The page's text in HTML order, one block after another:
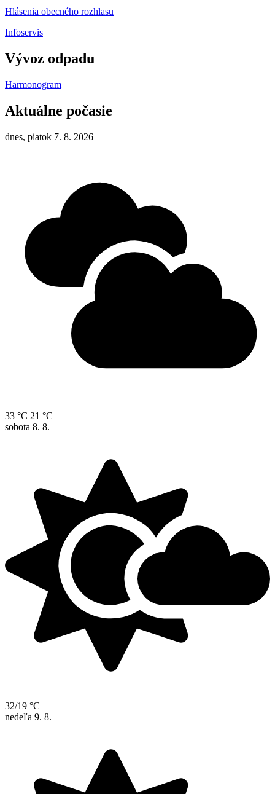
Hlásenia obecného rozhlasu
Infoservis
Vývoz odpadu
Harmonogram
Aktuálne počasie
dnes, piatok 7. 8. 2026
33 °C 21 °C
sobota 8. 8.
32/19 °C
nedeľa 9. 8.